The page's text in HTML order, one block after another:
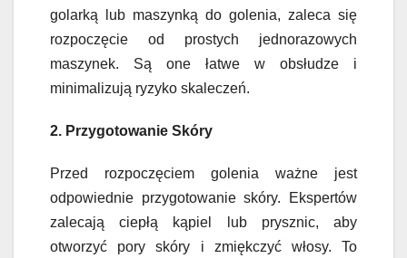
golarką lub maszynką do golenia, zaleca się
rozpoczęcie od prostych jednorazowych
maszynek. Są one łatwe w obsłudze i
minimalizują ryzyko skaleczeń.
2. Przygotowanie Skóry
Przed rozpoczęciem golenia ważne jest
odpowiednie przygotowanie skóry. Ekspertów
zalecają ciepłą kąpiel lub prysznic, aby
otworzyć pory skóry i zmiękczyć włosy. To